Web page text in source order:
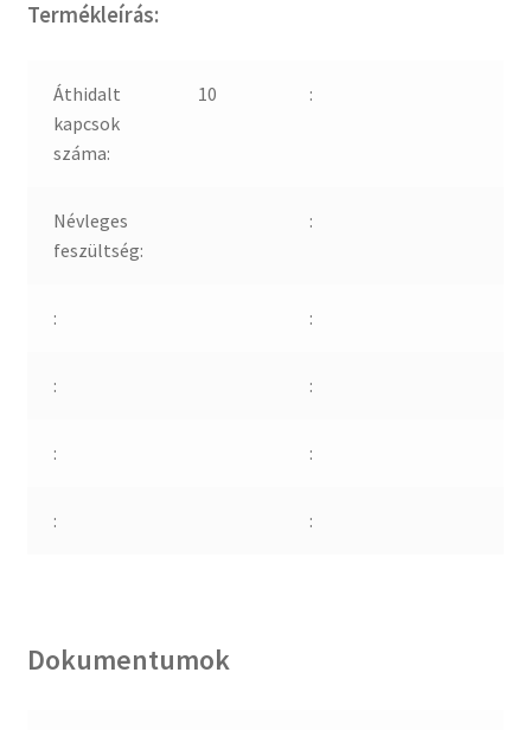
Termékleírás:
Áthidalt
kapcsok
száma:
10 :
Névleges
feszültség:
:
: :
: :
: :
: :
Dokumentumok